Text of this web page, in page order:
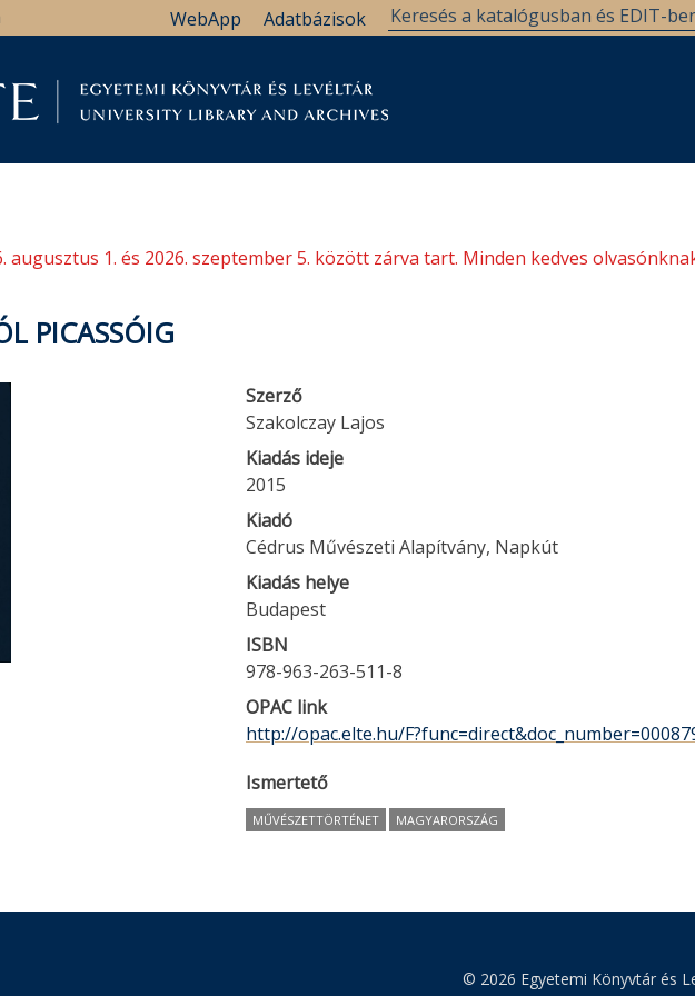
Adatbázisok
WebApp
augusztus 1. és 2026. szeptember 5. között zárva tart. Minden kedves
PICASSÓIG
Szerző
Szakolczay Lajos
Kiadás ideje
2015
Kiadó
Cédrus Művészeti Alapítvány, Napkút
Kiadás helye
Budapest
ISBN
978-963-263-511-8
OPAC link
http://opac.elte.hu/
Ismertető
MŰVÉSZETTÖRTÉNET MAGYARORSZÁG
© 2026 Egyetemi Könyvtár és